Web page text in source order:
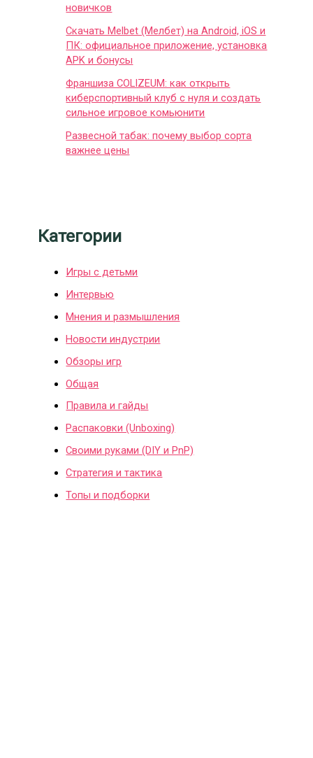
новичков
Скачать Melbet (Мелбет) на Android, iOS и
ПК: официальное приложение, установка
APK и бонусы
Франшиза COLIZEUM: как открыть
киберспортивный клуб с нуля и создать
сильное игровое комьюнити
Развесной табак: почему выбор сорта
важнее цены
Категории
Игры с детьми
Интервью
Мнения и размышления
Новости индустрии
Обзоры игр
Общая
Правила и гайды
Распаковки (Unboxing)
Своими руками (DIY и PnP)
Стратегия и тактика
Топы и подборки